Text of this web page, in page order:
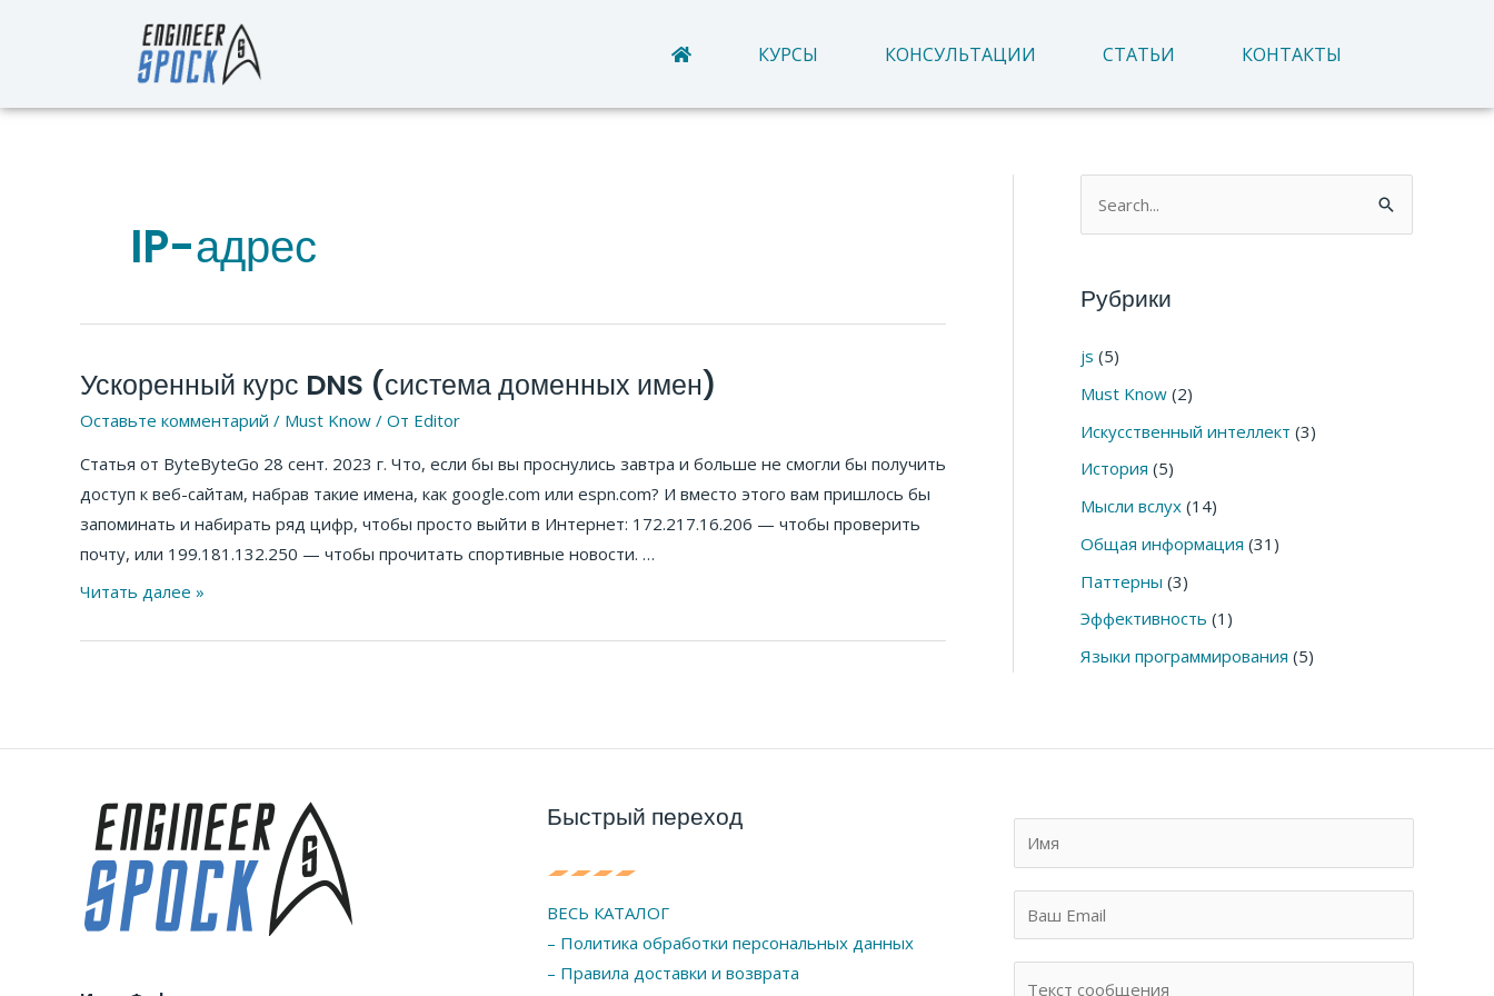
КУРСЫ КОНСУЛЬТАЦИИ СТАТЬИ КОНТАКТЫ
IP-адрес
Ускоренный курс DNS (система доменных имен)
Оставьте комментарий / Must Know / От Editor
Статья от ByteByteGo 28 сент. 2023 г. Что, если бы вы проснулись завтра и больше не смогли бы получить
доступ к веб-сайтам, набрав такие имена, как google.com или espn.com? И вместо этого вам пришлось бы
запоминать и набирать ряд цифр, чтобы просто выйти в Интернет: 172.217.16.206 — чтобы проверить
почту, или 199.181.132.250 — чтобы прочитать спортивные новости. …
Ускоренный
(система
доменных
имен)
Читать далее »
сРубрики
js (5)
Must Know (2)
Искусственный интеллект (3)
История (5)
Мысли вслух (14)
Общая информация (31)
Паттерны (3)
Эффективность (1)
Языки программирования (5)
Быстрый переход
ВЕСЬ КАТАЛОГ
– Политика обработки персональных данных
– Правила доставки и возврата